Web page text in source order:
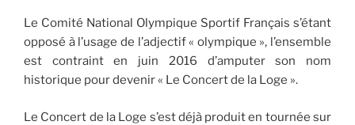
Le Comité National Olympique Sportif Français s’étant
opposé à l’usage de l’adjectif « olympique », l’ensemble
est contraint en juin 2016 d’amputer son nom
historique pour devenir « Le Concert de la Loge ».
Le Concert de la Loge s’est déjà produit en tournée sur